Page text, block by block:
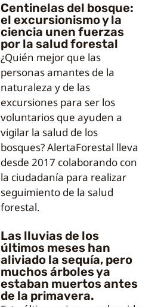
Centinelas del bosque:
el excursionismo y la
ciencia unen fuerzas
por la salud forestal
¿Quién mejor que las
personas amantes de la
naturaleza y de las
excursiones para ser los
voluntarios que ayuden a
vigilar la salud de los
bosques? AlertaForestal lleva
desde 2017 colaborando con
la ciudadanía para realizar
seguimiento de la salud
forestal.
Las lluvias de los
últimos meses han
aliviado la sequía, pero
muchos árboles ya
estaban muertos antes
de la primavera.